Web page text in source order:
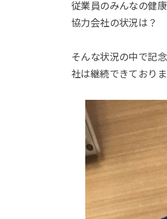
従業員のみんなの健
協力会社の状況は？
そんな状況の中で記
社は継続できておりま